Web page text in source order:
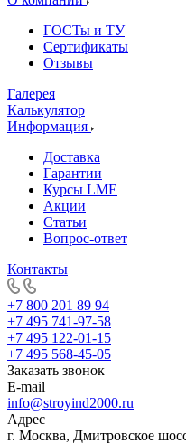
ГОСТы и ТУ
Сертификаты
Отзывы
Галерея
Калькулятор
Информация
Доставка
Гарантии
Курсы LME
Акции
Статьи
Вопрос-ответ
Контакты
+7 800 201 89 94
+7 495 741-97-58
+7 495 122-01-15
+7 495 568-45-05
Заказать звонок
E-mail
info@stroyind2000.ru
Адрес
г. Москва, Дмитровское